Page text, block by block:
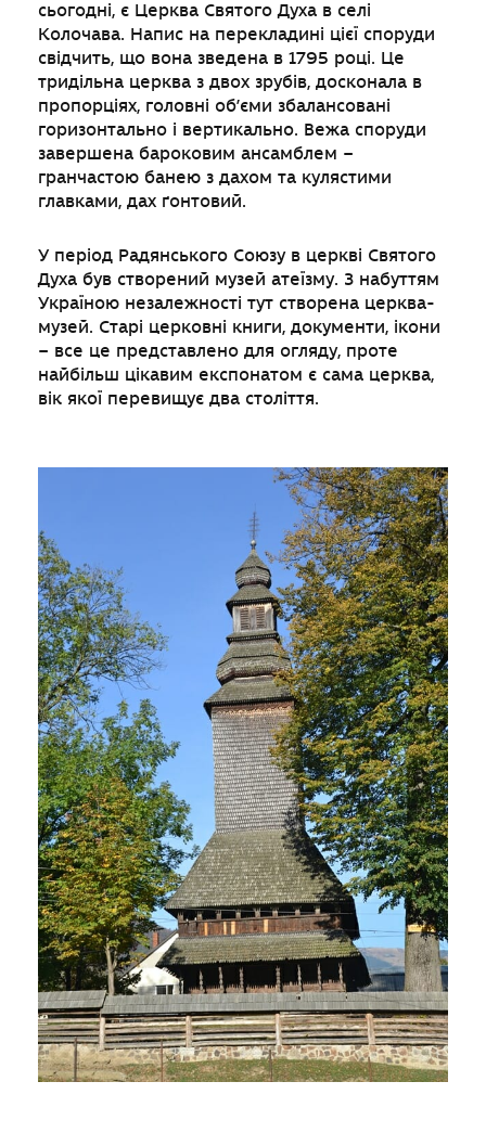
сьогодні, є Церква Святого Духа в селі
Колочава. Напис на перекладині цієї споруди
свідчить, що вона зведена в 1795 році. Це
тридільна церква з двох зрубів, досконала в
пропорціях, головні об’єми збалансовані
горизонтально і вертикально. Вежа споруди
завершена бароковим ансамблем –
гранчастою банею з дахом та кулястими
главками, дах ґонтовий.
У період Радянського Союзу в церкві Святого
Духа був створений музей атеїзму. З набуттям
Україною незалежності тут створена церква-
музей. Старі церковні книги, документи, ікони
– все це представлено для огляду, проте
найбільш цікавим експонатом є сама церква,
вік якої перевищує два століття.